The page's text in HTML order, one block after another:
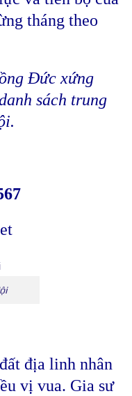
tháng theo
Đức xứng
sách trung
địa linh nhân
vị vua. Gia sư